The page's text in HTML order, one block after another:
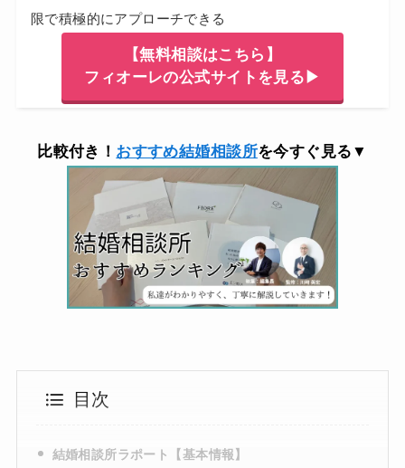
限で積極的にアプローチできる
【無料相談はこちら】
フィオーレの公式サイトを見る▶
比較付き！ おすすめ結婚相談所を今すぐ見る▼
目次
結婚相談所ラポート【基本情報】